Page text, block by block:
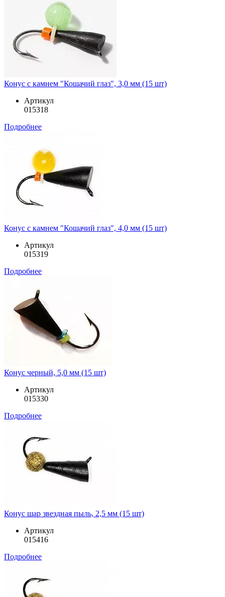
Конус с камнем "Кошачий глаз", 3,0 мм (15 шт)
Артикул
015318
Подробнее
Конус с камнем "Кошачий глаз", 4,0 мм (15 шт)
Артикул
015319
Подробнее
Конус черный, 5,0 мм (15 шт)
Артикул
015330
Подробнее
Конус шар звездная пыль, 2,5 мм (15 шт)
Артикул
015416
Подробнее